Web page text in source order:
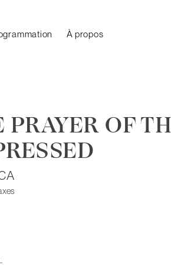
À propos
PRAYER OF